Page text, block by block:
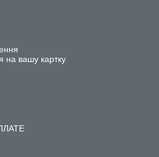
на вашу картку